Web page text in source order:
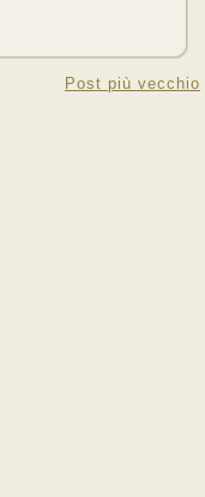
Post più vecchio